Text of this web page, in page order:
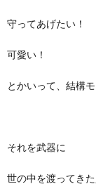
守ってあげたい！
可愛い！
とかいって、結構
それを武器に
世の中を渡ってき